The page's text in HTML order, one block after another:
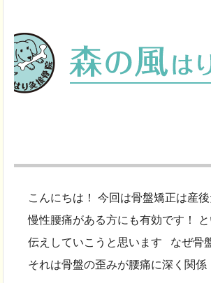
こんにちは！ 今回は骨盤矯正は産後
慢性腰痛がある方にも有効です！
伝えしていこうと思います なぜ骨
それは骨盤の歪みが腰痛に深く関係